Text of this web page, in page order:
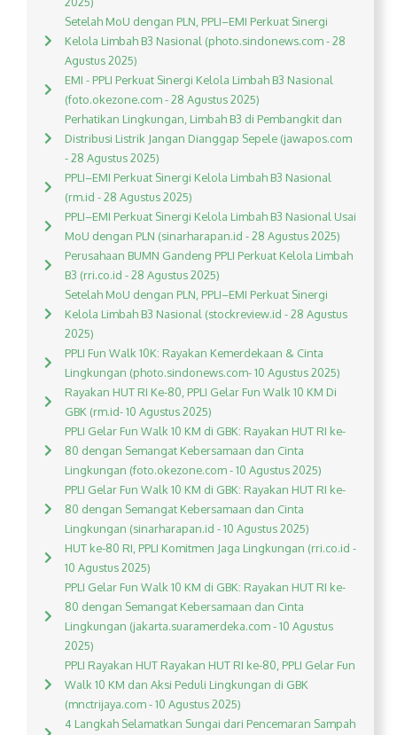
Setelah MoU dengan PLN, PPLI–EMI Perkuat Sinergi
Kelola Limbah B3 Nasional (photo.sindonews.com - 28
Agustus 2025)
EMI - PPLI Perkuat Sinergi Kelola Limbah B3 Nasional
(foto.okezone.com - 28 Agustus 2025)
Perhatikan Lingkungan, Limbah B3 di Pembangkit dan
Distribusi Listrik Jangan Dianggap Sepele (jawapos.com
- 28 Agustus 2025)
PPLI–EMI Perkuat Sinergi Kelola Limbah B3 Nasional
(rm.id - 28 Agustus 2025)
PPLI–EMI Perkuat Sinergi Kelola Limbah B3 Nasional Usai
MoU dengan PLN (sinarharapan.id - 28 Agustus 2025)
Perusahaan BUMN Gandeng PPLI Perkuat Kelola Limbah
B3 (rri.co.id - 28 Agustus 2025)
Setelah MoU dengan PLN, PPLI–EMI Perkuat Sinergi
Kelola Limbah B3 Nasional (stockreview.id - 28 Agustus
2025)
PPLI Fun Walk 10K: Rayakan Kemerdekaan & Cinta
Lingkungan (photo.sindonews.com- 10 Agustus 2025)
Rayakan HUT RI Ke-80, PPLI Gelar Fun Walk 10 KM Di
GBK (rm.id- 10 Agustus 2025)
PPLI Gelar Fun Walk 10 KM di GBK: Rayakan HUT RI ke-
80 dengan Semangat Kebersamaan dan Cinta
Lingkungan (foto.okezone.com - 10 Agustus 2025)
PPLI Gelar Fun Walk 10 KM di GBK: Rayakan HUT RI ke-
80 dengan Semangat Kebersamaan dan Cinta
Lingkungan (sinarharapan.id - 10 Agustus 2025)
HUT ke-80 RI, PPLI Komitmen Jaga Lingkungan (rri.co.id -
10 Agustus 2025)
PPLI Gelar Fun Walk 10 KM di GBK: Rayakan HUT RI ke-
80 dengan Semangat Kebersamaan dan Cinta
Lingkungan (jakarta.suaramerdeka.com - 10 Agustus
2025)
PPLI Rayakan HUT Rayakan HUT RI ke-80, PPLI Gelar Fun
Walk 10 KM dan Aksi Peduli Lingkungan di GBK
(mnctrijaya.com - 10 Agustus 2025)
4 Langkah Selamatkan Sungai dari Pencemaran Sampah